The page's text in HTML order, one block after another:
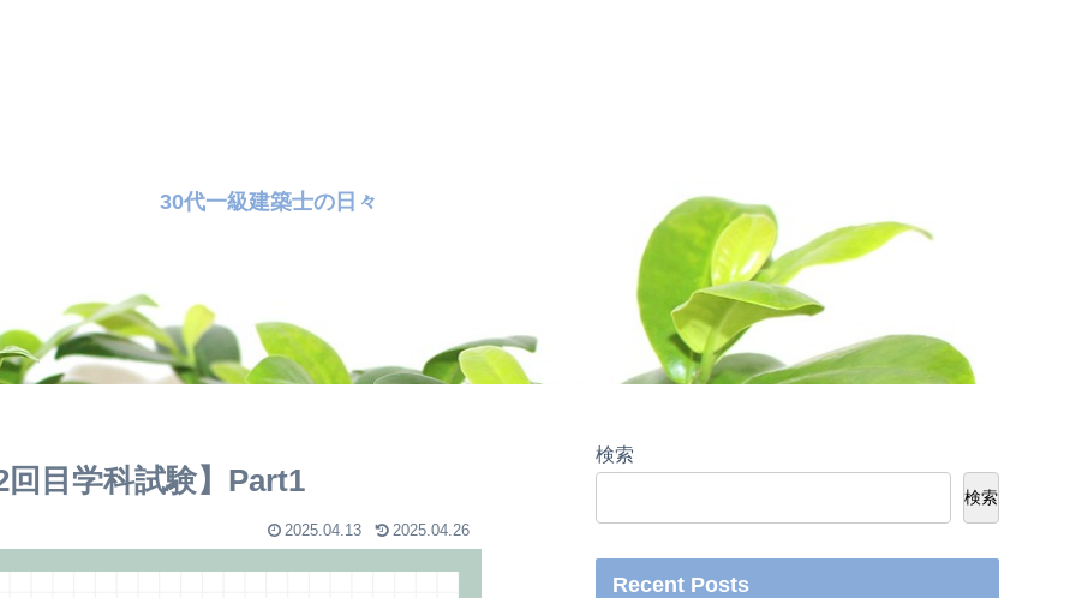
30代一級建築士の日々
目学科試験】Part1
2025.04.13 2025.04.26
検索
検索
Recent Posts